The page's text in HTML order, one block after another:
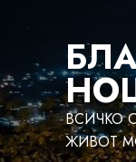
ВСИЧКО
ЖИВОТ